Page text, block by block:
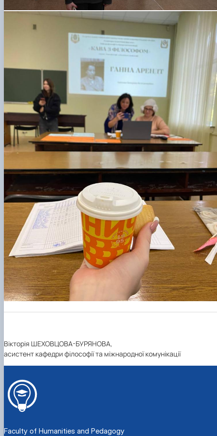
Вікторія ШЕХОВЦОВА-БУРЯНОВА,
асистент кафедри філософії та міжнародної комунікації
Faculty of Humanities and Pedagogy